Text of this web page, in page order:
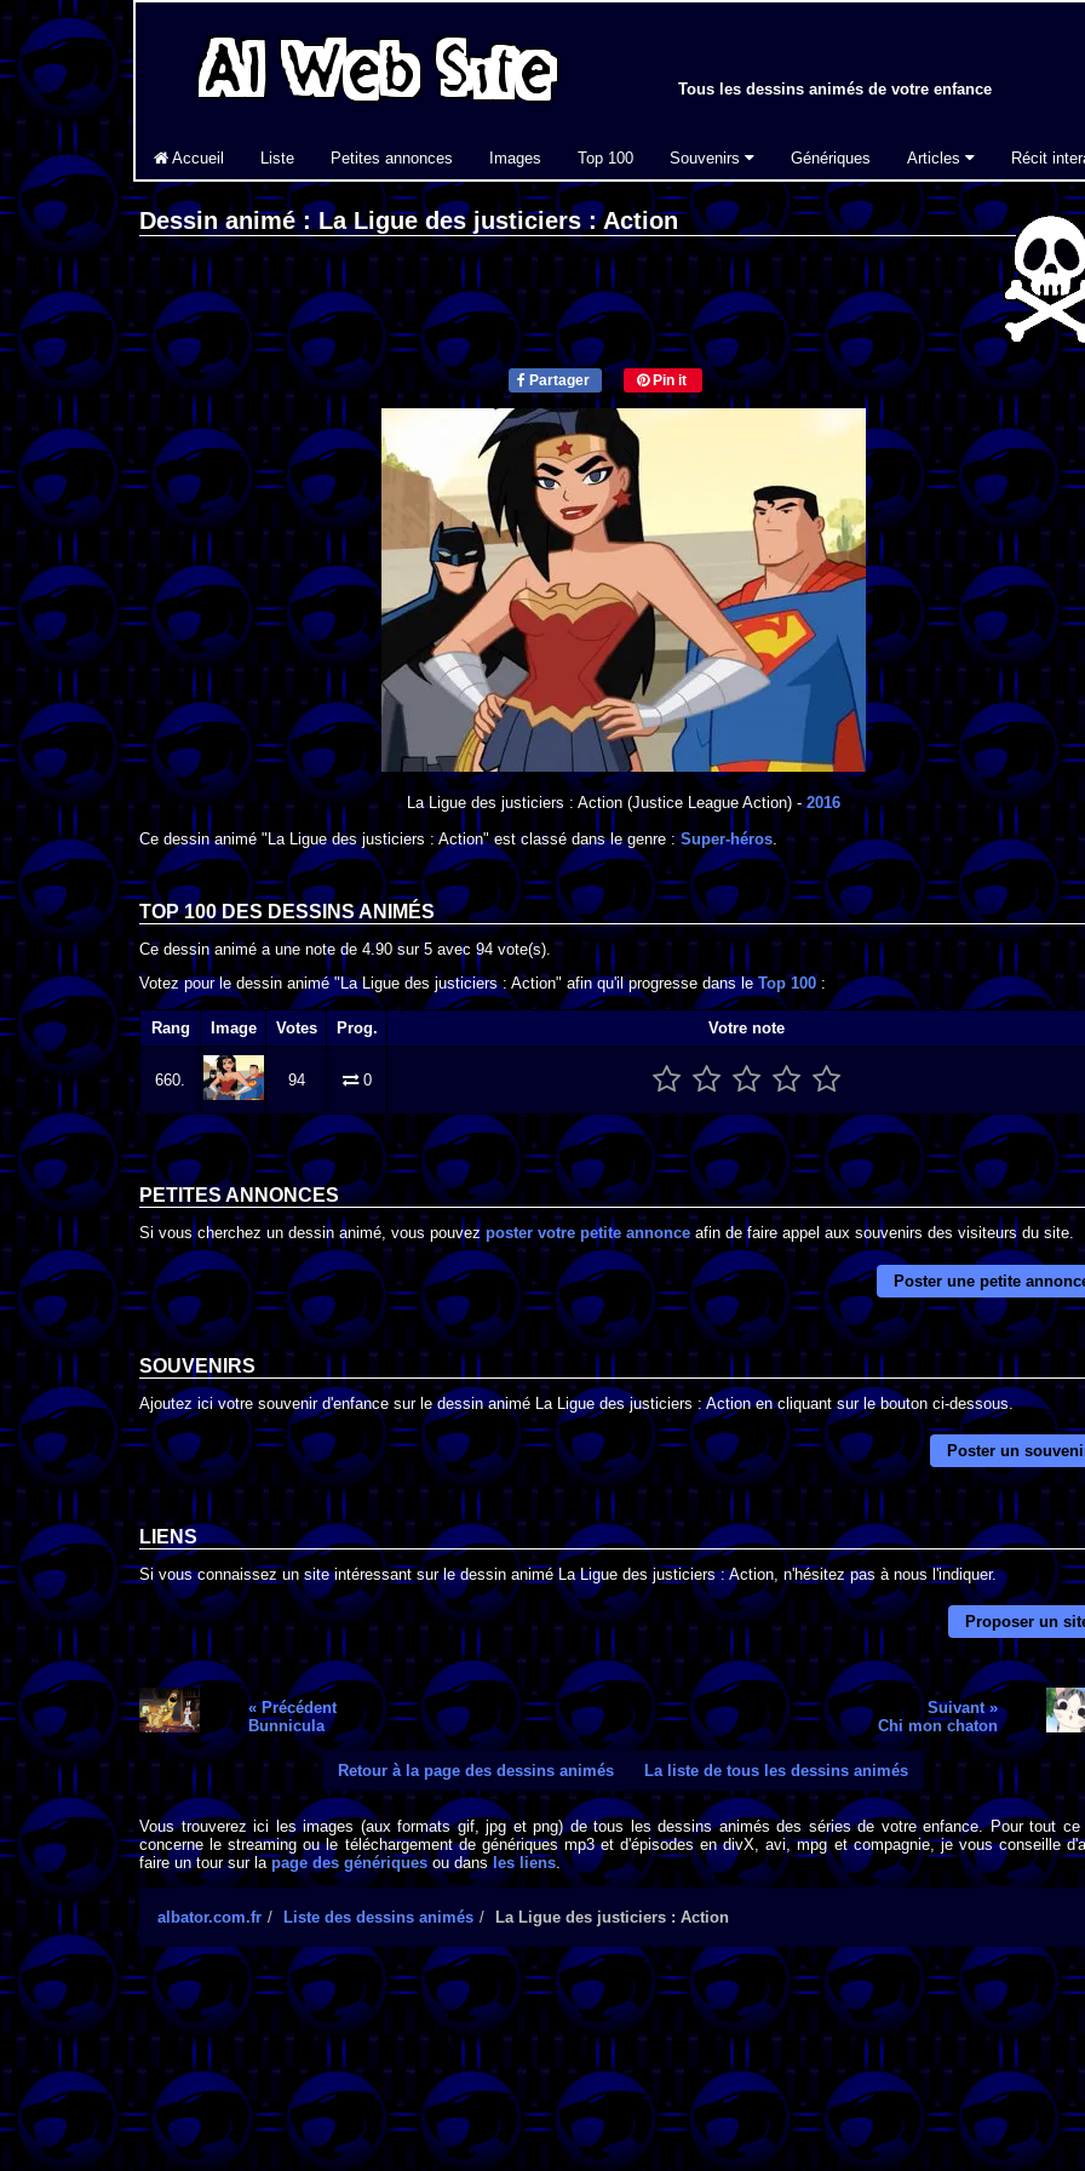
Tous les dessins animés de votre enfance
Accueil Liste Petites annonces Images Top 100 Souvenirs Génériques Articles Récit
Dessin animé : La Ligue des justiciers : Action
Partager Pin it
La Ligue des justiciers : Action(Justice League Action) -2016
Ce dessin animé "La Ligue des justiciers : Action" est classé dans le genre :Super-héros.
TOP 100 DES DESSINS ANIMÉS
Ce dessin animé a une note de 4.90 sur5 avec 94 vote(s).
Votez pour le dessin animé "La Ligue des justiciers : Action" afin qu'il progresse dans leTop 100:
Rang Image Votes Prog. Votre note
660. 94 0
PETITES ANNONCES
Si vous cherchez un dessin animé, vous pouvez poster votre petite annonce afin de faire appel aux souvenirs des visiteurs du site.
Poster une petite
SOUVENIRS
Ajoutez ici votre souvenir d'enfance sur le dessin animé La Ligue des justiciers : Action en cliquant sur le bouton ci-dessous.
Poster un
LIENS
Si vous connaissez un site intéressant sur le dessin animé La Ligue des justiciers : Action, n'hésitez pas à nous l'indiquer.
Proposer un
« Précédent
Bunnicula
Suivant »
Chi mon chaton
Retour à la page des dessins animés La liste de tous les dessins animés
Vous trouverez ici les images (aux formats gif, jpg et png) de tous les dessins animés des séries de votre enfance. Pour tout ce
concerne le streaming ou le téléchargement de génériques mp3 et d'épisodes en divX, avi, mpg et compagnie, je vous conseille
faire un tour sur lapage des génériquesou dansles liens.
albator.com.fr Liste des dessins animés La Ligue des justiciers : Action